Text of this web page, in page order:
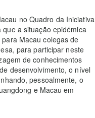
no Quadro da Iniciativa
que a situação epidémica
Macau colegas de
para participar neste
de conhecimentos
desenvolvimento, o nível
pessoalmente, o
e Macau em